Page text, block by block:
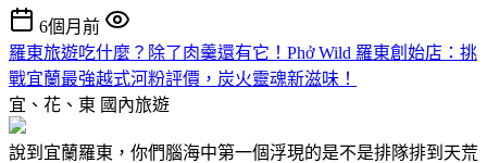
6個月前
羅東旅遊吃什麼？除了肉羹還有它！Phở Wild 羅東創始店：挑
戰宜蘭最強越式河粉評價，炭火靈魂新滋味！
宜、花、東 國內旅遊
說到宜蘭羅東，你們腦海中第一個浮現的是不是排隊排到天荒